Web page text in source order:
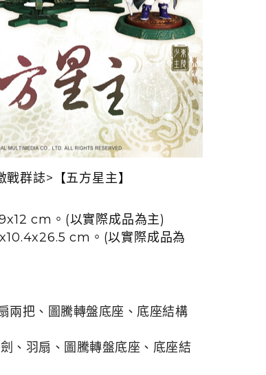
群誌>【五方星主】
cm。(以實際成品為主)
cm。(以實際成品為
兩把、圖騰轉盤底座、底座結構
、羽扇、圖騰轉盤底座、底座結